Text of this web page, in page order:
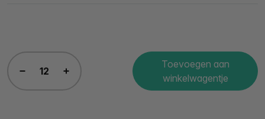
Toevoegen aan
winkelwagentje